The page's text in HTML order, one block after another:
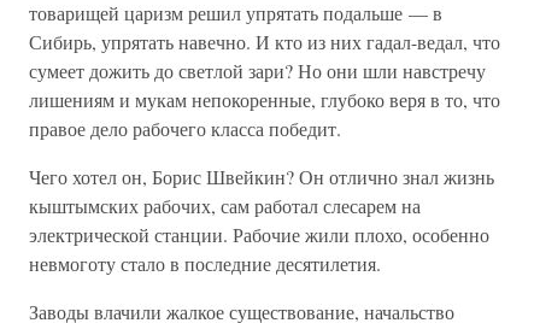
товарищей царизм решил упрятать подальше — в
Сибирь, упрятать навечно. И кто из них гадал-ведал, что
сумеет дожить до светлой зари? Но они шли навстречу
лишениям и мукам непокоренные, глубоко веря в то, что
правое дело рабочего класса победит.
Чего хотел он, Борис Швейкин? Он отлично знал жизнь
кыштымских рабочих, сам работал слесарем на
электрической станции. Рабочие жили плохо, особенно
невмоготу стало в последние десятилетия.
Заводы влачили жалкое существование, начальство